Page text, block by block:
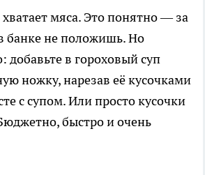
мяса. Это понятно — за
банке не положишь. Но
добавьте в гороховый суп
ножку, нарезав её кусочками
с супом. Или просто кусочки
быстро и очень